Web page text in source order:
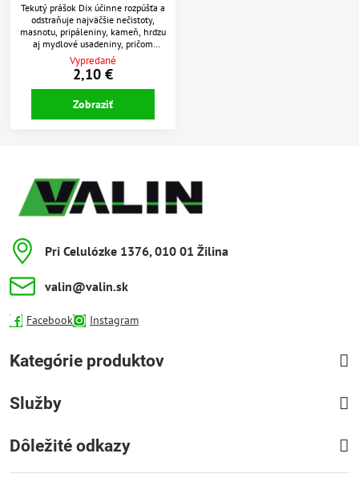
Tekutý prášok Dix účinne rozpúšťa a
odstraňuje najväčšie nečistoty,
masnotu, pripáleniny, kameň, hrdzu
aj mydlové usadeniny, pričom
neškriabe povrch s obsahom
mikrogranuliek a aktívného
bielidla. Vôňa citrón.
Vypredané
2,10 €
Zobraziť
Pri Celulózke 1376, 010 01 Žilina
valin​@valin​.sk
Facebook Instagram
Kategórie produktov
Služby
Dôležité odkazy